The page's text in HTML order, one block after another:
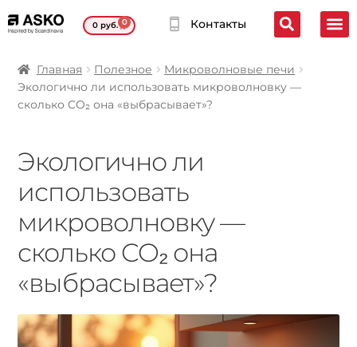
0руб. 0 Контакты
Главная Полезное
Микроволновые печи
Экологично ли использовать микроволновку —
сколько CO₂ она «выбрасывает»?
Экологично ли
использовать
микроволновку —
сколько CO₂ она
«выбрасывает»?